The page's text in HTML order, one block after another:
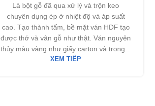
Là bột gỗ đã qua xử lý và trộn keo
chuyên dụng ép ở nhiệt độ và áp suất
cao. Tạo thành tấm, bề mặt ván HDF tạo
được thớ và vân gỗ như thật. Ván nguyên
thủy màu vàng như giấy carton và trong...
XEM TIẾP